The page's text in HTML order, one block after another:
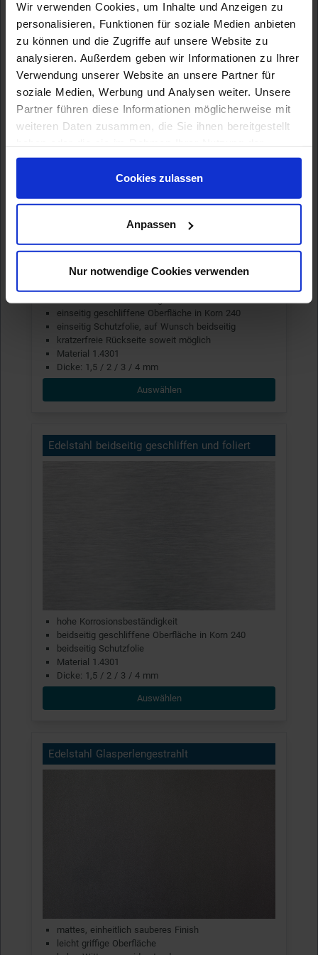
Wir verwenden Cookies, um Inhalte und Anzeigen zu
personalisieren, Funktionen für soziale Medien anbieten
zu können und die Zugriffe auf unsere Website zu
analysieren. Außerdem geben wir Informationen zu Ihrer
Verwendung unserer Website an unsere Partner für
soziale Medien, Werbung und Analysen weiter. Unsere
Partner führen diese Informationen möglicherweise mit
weiteren Daten zusammen, die Sie ihnen bereitgestellt
Dienste gesammelt haben. Sie geben Einwilligung zu
unseren Cookies, wenn Sie unsere Webseite weiterhin
nutzen.
Cookies zulassen
Anpassen
Nur notwendige Cookies verwenden
beidseitig mit Schutzfolie, kratzerfreie Rückseite
soweit möglich
Material AlMg1
Dicke: 1,5 / 2 mm
Auswählen
Edelstahl einseitig geschliffen, einseitig blank
einseitig geschliffene Oberfläche in Korn 240
einseitig Schutzfolie, auf Wunsch beidseitig
kratzerfreie Rückseite soweit möglich
Material 1.4301
Dicke: 1,5 / 2 / 3 / 4 mm
Auswählen
Edelstahl beidseitig geschliffen und foliert
hohe Korrosionsbeständigkeit
beidseitig geschliffene Oberfläche in Korn 240
beidseitig Schutzfolie
Material 1.4301
Dicke: 1,5 / 2 / 3 / 4 mm
Auswählen
Edelstahl Glasperlengestrahlt
mattes, einheitlich sauberes Finish
leicht griffige Oberfläche